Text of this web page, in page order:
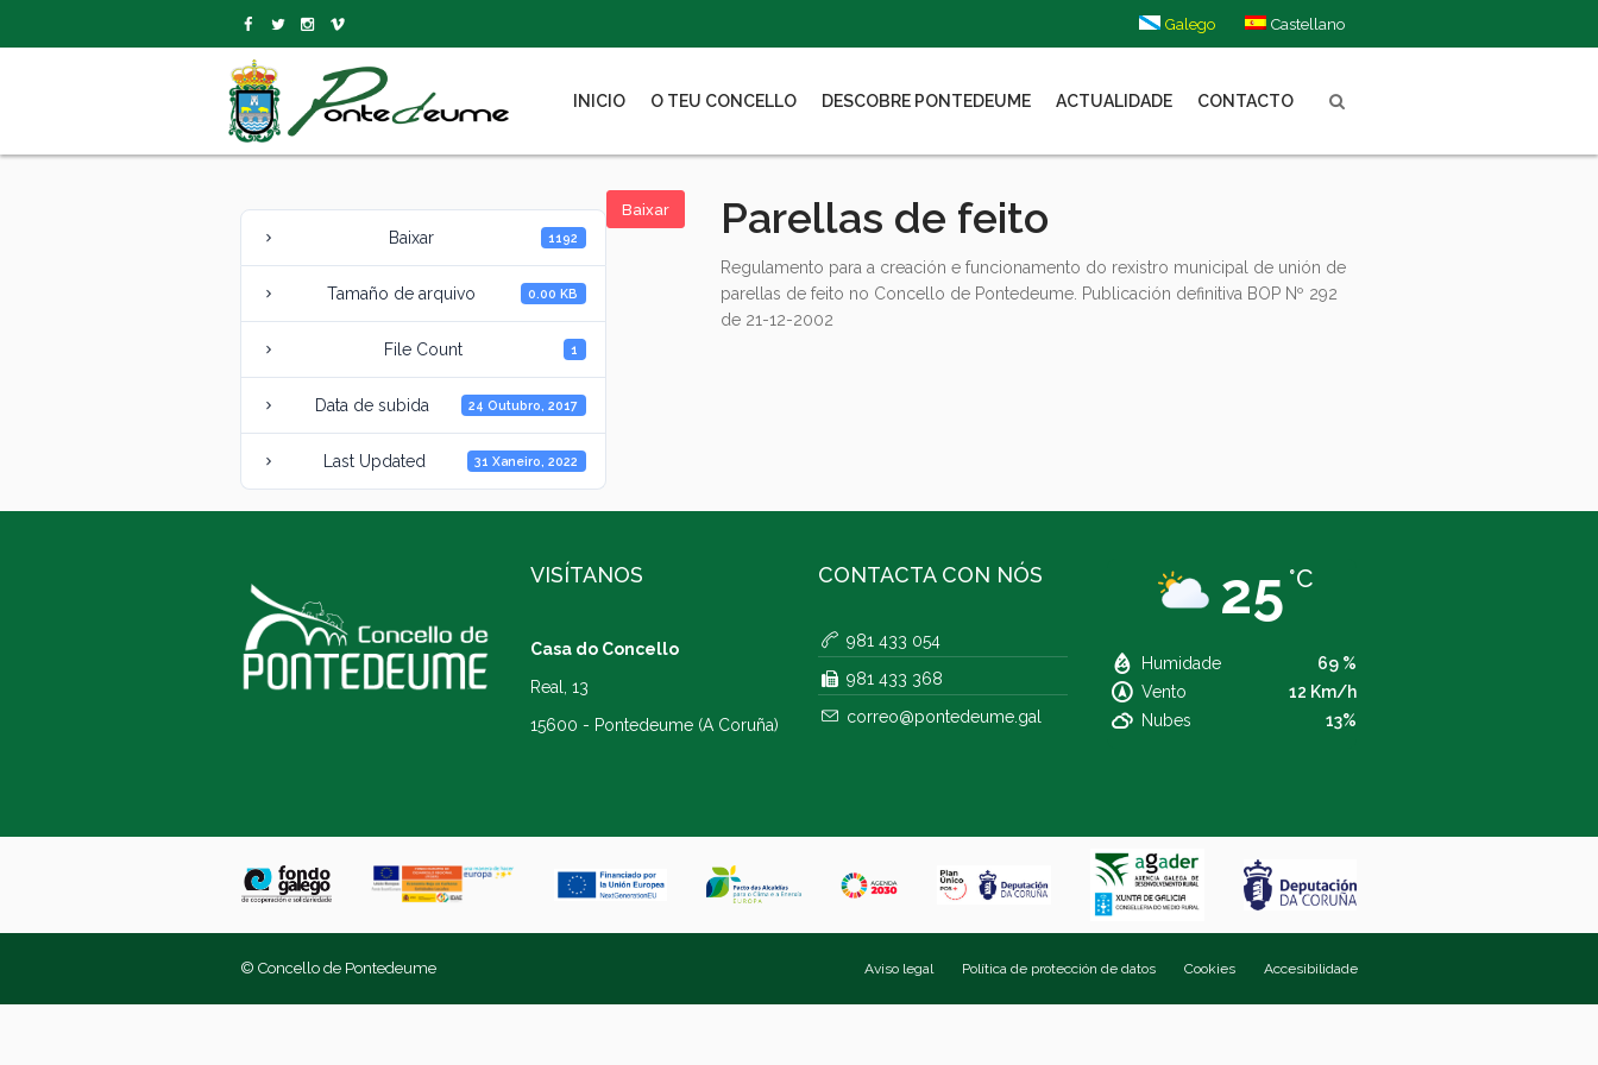
Galego Castellano
INICIO O TEU CONCELLO DESCOBRE PONTEDEUME ACTUALIDADE CONTACTO
Baixar
Baixar 1192
Tamaño de arquivo 0.00 KB
File Count 1
Data de subida 24 Outubro, 2017
Last Updated 31 Xaneiro, 2022
Parellas de feito
Regulamento para a creación e funcionamento do rexistro municipal de unión de
parellas de feito no Concello de Pontedeume. Publicación definitiva BOP Nº 292
de 21-12-2002
VISÍTANOS
Casa do Concello
Real, 13
15600 - Pontedeume (A Coruña)
CONTACTA CON NÓS
981 433 054
981 433 368
correo@pontedeume.gal
25 °C
Humidade
69 %
Vento
12 Km/h
Nubes
13%
Aviso legal Política de protección de datos Cookies Accesibilidade
© Concello de Pontedeume